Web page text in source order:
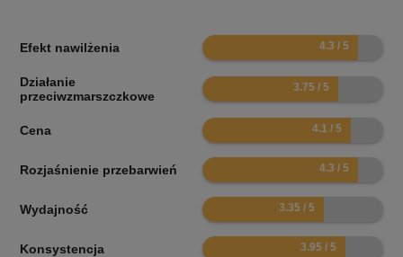
Efekt nawilżenia 8.6
Działanie
przeciwzmarszczkowe
7.5
Cena 8.2
Rozjaśnienie przebarwień 8.6
Wydajność 6.7
Konsystencja 7.9